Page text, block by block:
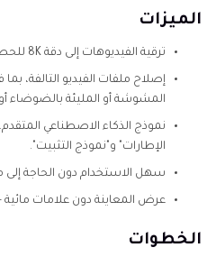
الميزات
ترقية الفيديوهات إلى دقة 8K للحصول على نتائج فائقة الوضوح.
إصلاح ملفات الفيديو التالفة،
المشوشة أو المليئة بالضوضاء أو
نموذج الذكاء الاصطناعي
الإطارات" و"نموذج التثبيت".
سهل الاستخدام دون الحاجة إلى
عرض المعاينة دون علامات مائية
الخطوات